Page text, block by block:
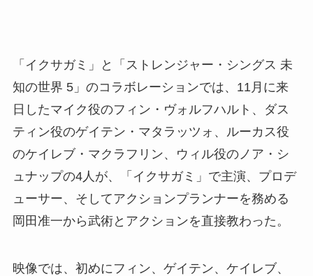
「イクサガミ」と「ストレンジャー・シングス 未
知の世界 5」のコラボレーションでは、11月に来
日したマイク役のフィン・ヴォルフハルト、ダス
ティン役のゲイテン・マタラッツォ、ルーカス役
のケイレブ・マクラフリン、ウィル役のノア・シ
ュナップの4人が、「イクサガミ」で主演、プロデ
ューサー、そしてアクションプランナーを務める
岡田准一から武術とアクションを直接教わった。
映像では、初めにフィン、ゲイテン、ケイレブ、